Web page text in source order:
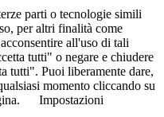
parti o tecnologie simili
per altri finalità come
all'uso di tali
tutti" o negare e chiudere
tutti". Puoi liberamente dare,
momento cliccando su
Impostazioni